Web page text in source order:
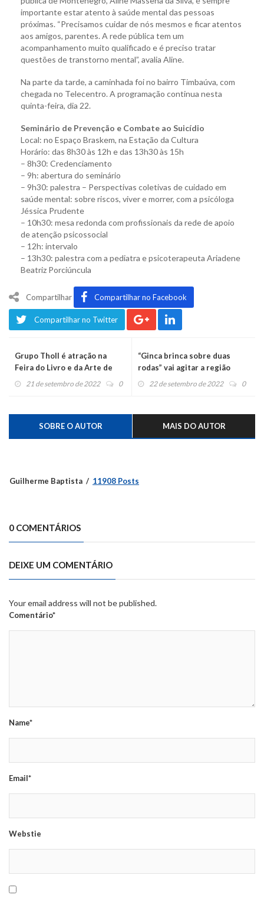
importante estar atento à saúde mental das pessoas
próximas. “Precisamos cuidar de nós mesmos e ficar atentos
aos amigos, parentes. A rede pública tem um
acompanhamento muito qualificado e é preciso tratar
questões de transtorno mental”, avalia Aline.
Na parte da tarde, a caminhada foi no bairro Timbaúva, com
chegada no Telecentro. A programação continua nesta
quinta-feira, dia 22.
Seminário de Prevenção e Combate ao Suicídio
Local: no Espaço Braskem, na Estação da Cultura
Horário: das 8h30 às 12h e das 13h30 às 15h
– 8h30: Credenciamento
– 9h: abertura do seminário
– 9h30: palestra – Perspectivas coletivas de cuidado em
saúde mental: sobre riscos, viver e morrer, com a psicóloga
Jéssica Prudente
– 10h30: mesa redonda com profissionais da rede de apoio
de atenção psicossocial
– 12h: intervalo
– 13h30: palestra com a pediatra e psicoterapeuta Ariadene
Beatriz Porciúncula
Compartilhar Compartilhar no Facebook
Compartilhar no Twitter
Grupo Tholl é atração na
Feira do Livro e da Arte de
São Pedro da Serra
21 de setembro de 2022 0
“Ginca brinca sobre duas
rodas” vai agitar a região
22 de setembro de 2022 0
SOBRE O AUTOR MAIS DO AUTOR
Guilherme Baptista 11908 Posts
0 COMENTÁRIOS
DEIXE UM COMENTÁRIO
Your email address will not be published.
Comentário*
Name*
Email*
Webstie